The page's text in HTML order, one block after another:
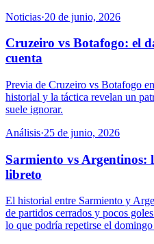
Noticias·20 de junio, 2026
Cruzeiro vs Botafogo: el
cuenta
Previa de Cruzeiro vs Botafogo
historial y la táctica revelan un
suele ignorar.
Análisis·25 de junio, 2026
Sarmiento vs Argentinos:
libreto
El historial entre Sarmiento y
de partidos cerrados y pocos
lo que podría repetirse el